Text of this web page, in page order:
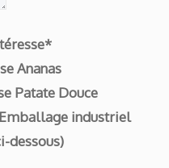
Ananas
Patate Douce
Emballage industriel
dessous)